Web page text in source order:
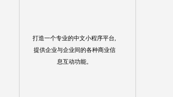
打造一个专业的中文小程序平台,
提供企业与企业间的各种商业信
息互动功能。